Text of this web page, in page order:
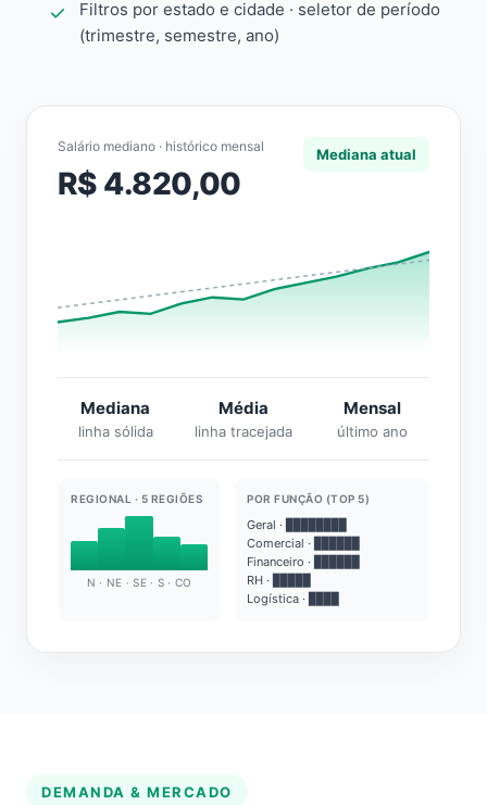
Filtros por estado e cidade · seletor de período
(trimestre, semestre, ano)
Salário mediano · histórico mensal
R$ 4.820,00
Mediana atual
Mediana
linha sólida
Média
linha tracejada
Mensal
último ano
REGIONAL · 5 REGIÕES
N · NE · SE · S · CO
POR FUNÇÃO (TOP 5)
Geral · ████████
Comercial · ██████
Financeiro · ██████
RH · █████
Logística · ████
DEMANDA & MERCADO